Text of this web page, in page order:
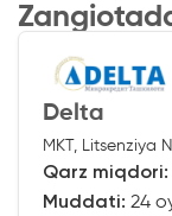
Avto garov
Ko’chmas
Maxsus
Kredit onlayn
Tadbirkorlar
Foydali
Kreditingizning
Kalkulyator
Delta
MKT, Litsenziya
Qarz miqdori:
Muddati: 24